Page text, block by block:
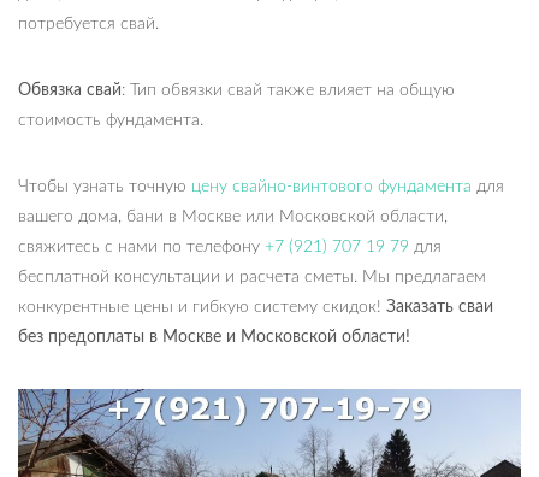
потребуется свай.
Обвязка свай: Тип обвязки свай также влияет на общую
стоимость фундамента.
Чтобы узнать точную цену свайно-винтового фундамента для
вашего дома, бани в Москве или Московской области,
свяжитесь с нами по телефону +7 (921) 707 19 79 для
бесплатной консультации и расчета сметы. Мы предлагаем
конкурентные цены и гибкую систему скидок! Заказать сваи
без предоплаты в Москве и Московской области!